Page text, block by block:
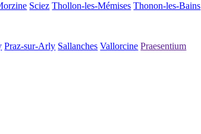
Sciez Thollon-les-Mémises Thonon-les-Bains
Praz-sur-Arly Sallanches Vallorcine Praesentium